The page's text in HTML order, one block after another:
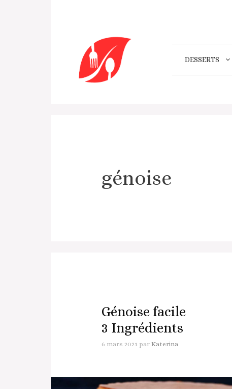
DESSERTS
génoise
Génoise facile
3 Ingrédients
6 mars 2021 par Katerina